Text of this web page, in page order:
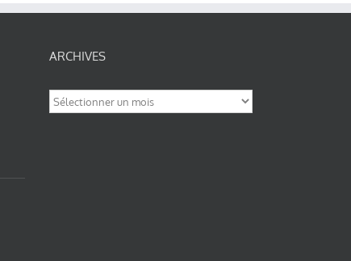
ARCHIVES
Archives